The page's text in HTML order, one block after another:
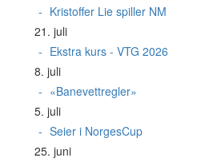
Kristoffer Lie spiller NM
21. juli
Ekstra kurs - VTG 2026
8. juli
«Banevettregler»
5. juli
Seier i NorgesCup
25. juni